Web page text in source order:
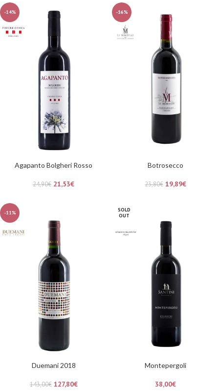
-14%
Agapanto Bolgheri Rosso
24,90€ 21,53€
-16%
Botrosecco
23,80€ 19,89€
-11%
Duemani 2018
143,00€ 127,80€
SOLD
OUT
Montepergoli
38,00€